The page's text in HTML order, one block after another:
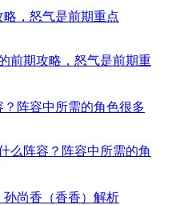
，怒气是前期重点
阵容中所需的角色很多
尚香（香香）解析